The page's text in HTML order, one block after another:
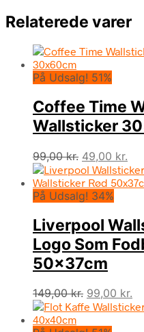
Relaterede varer
På Udsalg! 51%
Coffee Time
Wallsticker
99,00kr. Den
oprindelige
pris
var:
49,00 kr.
På Udsalg! 34%
Liverpool
Logo Som
50x37cm
149,00kr. Den
oprindelige
99,00 kr.